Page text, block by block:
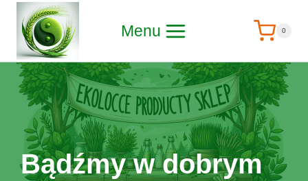
Menu 0
Bądźmy w dobrym